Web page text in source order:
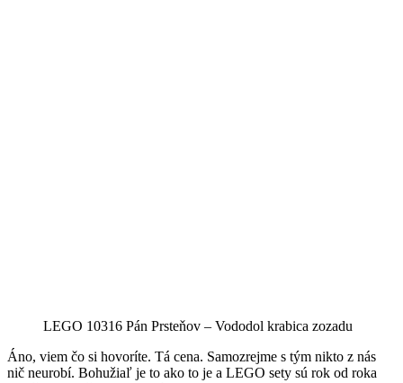
LEGO 10316 Pán Prsteňov – Vododol krabica zozadu
Áno, viem čo si hovoríte. Tá cena. Samozrejme s tým nikto z nás
nič neurobí. Bohužiaľ je to ako to je a LEGO sety sú rok od roka